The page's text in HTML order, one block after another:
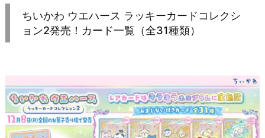
ちいかわ ウエハース ラッキーカードコレクシ
ョン2発売！カード一覧（全31種類）